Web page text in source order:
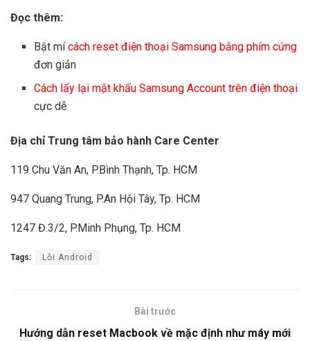
Đọc thêm:
Bật mícách reset điện thoại Samsung bằng phím cứng
đơn giản
Cách lấy lại mật khẩu Samsung Account trên điện thoại
cực dễ
Địa chỉ Trung tâm bảo hành Care Center
119 Chu Văn An, P.Bình Thạnh, Tp. HCM
947 Quang Trung, P.An Hội Tây, Tp. HCM
1247 Đ.3/2, P.Minh Phụng, Tp. HCM
Tags: Lỗi Android
Bài trước
Hướng dẫn reset Macbook về mặc định như máy mới